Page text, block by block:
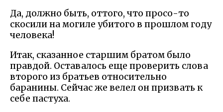
Да, должно быть, оттого, что просо-то
скосили на могиле убитого в прошлом году
человека!
Итак, сказанное старшим братом было
правдой. Оставалось еще проверить слова
второго из братьев относительно
баранины. Сейчас же велел он призвать к
себе пастуха.